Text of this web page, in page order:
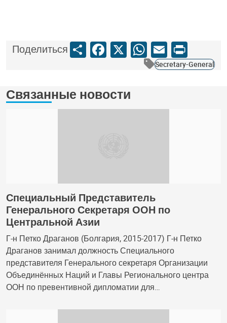
ПоделитьсяShareFacebook
X WhatsApp
Email
Print
Secretary-General
Связанные новости
Специальный Представитель
Генерального Секретаря ООН по
Центральной Азии
Г-н Петко Драганов (Болгария, 2015-2017) Г-н Петко
Драганов занимал должность Специального
представителя Генерального секретаря Организации
Объединённых Наций и Главы Регионального центра
ООН по превентивной дипломатии для…